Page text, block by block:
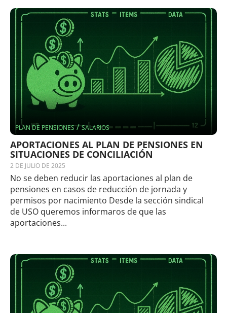
PLAN DE PENSIONES/SALARIOS
APORTACIONES AL PLAN DE PENSIONES EN
SITUACIONES DE CONCILIACIÓN
2 DE JULIO DE 2025
No se deben reducir las aportaciones al plan de
pensiones en casos de reducción de jornada y
permisos por nacimiento Desde la sección sindical
de USO queremos informaros de que las
aportaciones...